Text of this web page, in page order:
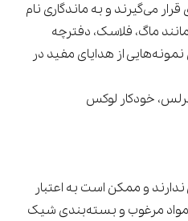
می‌گیرند و به ماندگاری نام
ماگ، فلاسک، دفترچه
از هدایای مفید در
خودکار لوکس
و ممکن است به اعتبار
مواد مرغوب و بسته‌بندی شیک